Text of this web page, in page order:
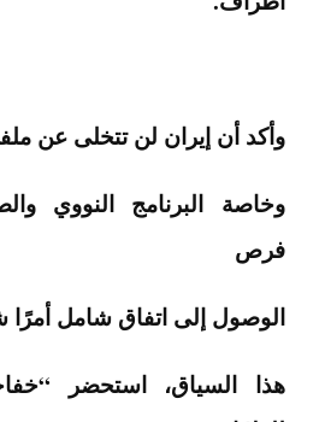
وأكد أن إيران لن تتخلى عن
وخاصة البرنامج النووي
فرص
الوصول إلى اتفاق شامل أمرًا
هذا السياق، استحضر